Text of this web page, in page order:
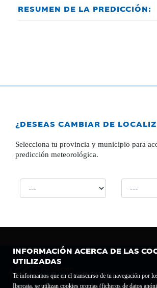
INFORMACIÓN ACERCA DE LAS
UTILIZADAS
Te informamos que en el transcurso de tu navegación por
Ibercaja, se utilizan cookies propias (ficheros de datos
RESUMEN DE LA PREDICCIÓN:
¿DESEAS CAMBIAR DE
Selecciona tu provincia y municipio para
predicción meteorológica.